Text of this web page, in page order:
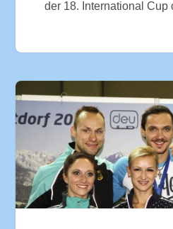
der 18. International Cup